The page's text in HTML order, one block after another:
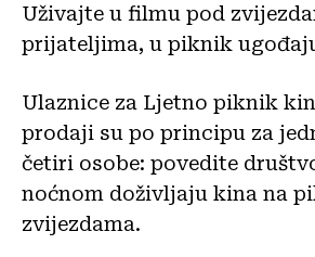
Uživajte u filmu pod
prijateljima, u piknik
Ulaznice za Ljetno piknik
prodaji su po principu za
četiri osobe: povedite
noćnom doživljaju kina na
zvijezdama.